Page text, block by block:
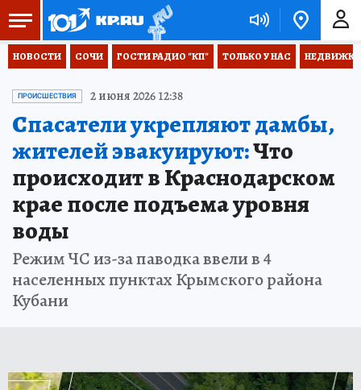
НОВОСТИ СОЧИ ГОСТИ РАДИО "КП" ТОЛЬКО У НАС НЕДВИЖКА
ПРОИСШЕСТВИЯ 2 июня 2026 12:38
Спасатели укрепляют дамбы,
жителей эвакуируют:Что
происходит в Краснодарском
крае после подъема уровня
воды
Режим ЧС из-за паводка ввели в 4
населенных пунктах Крымского района
Кубани